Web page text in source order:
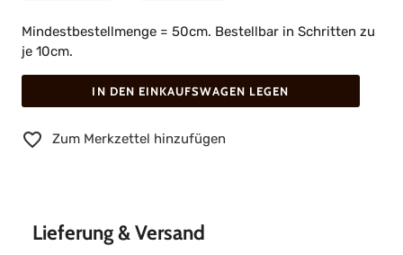
Mindestbestellmenge = 50cm. Bestellbar in Schritten zu
je 10cm.
IN DEN EINKAUFSWAGEN LEGEN
Zum Merkzettel hinzufügen
Lieferung & Versand